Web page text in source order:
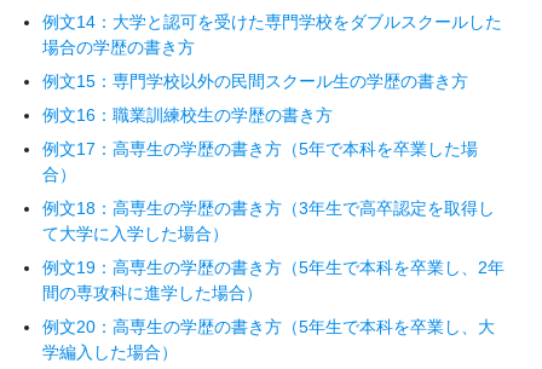
例文14：大学と認可を受けた専門学校をダブルスクールした
場合の学歴の書き方
例文15：専門学校以外の民間スクール生の学歴の書き方
例文16：職業訓練校生の学歴の書き方
例文17：高専生の学歴の書き方（5年で本科を卒業した場
合）
例文18：高専生の学歴の書き方（3年生で高卒認定を取得し
て大学に入学した場合）
例文19：高専生の学歴の書き方（5年生で本科を卒業し、2年
間の専攻科に進学した場合）
例文20：高専生の学歴の書き方（5年生で本科を卒業し、大
学編入した場合）